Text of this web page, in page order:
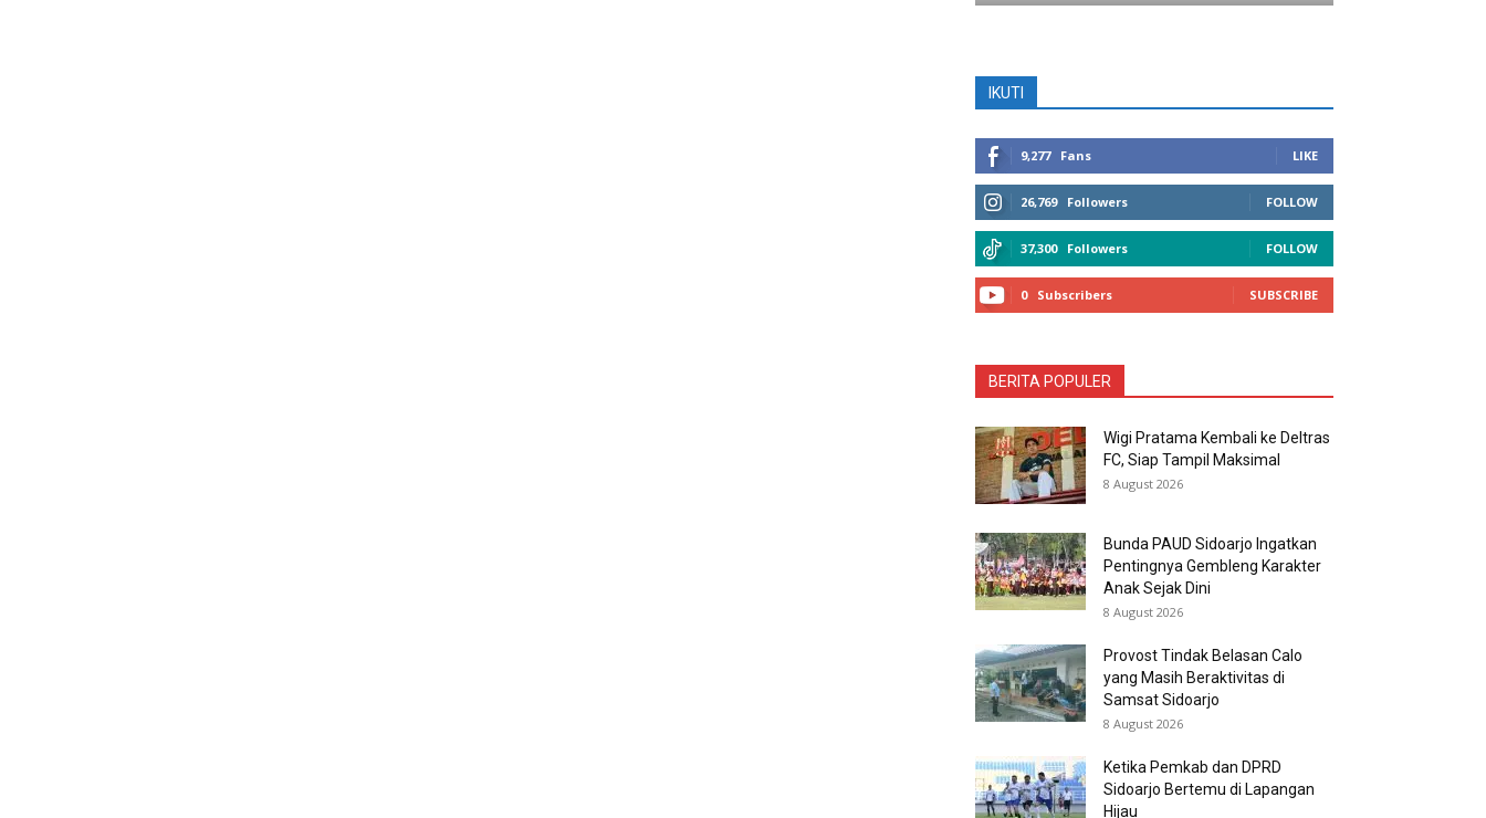
IKUTI
9,277 Fans LIKE
26,769 Followers FOLLOW
37,300 Followers FOLLOW
0 Subscribers SUBSCRIBE
BERITA POPULER
Wigi Pratama Kembali ke Deltras
FC, Siap Tampil Maksimal
8 August 2026
Bunda PAUD Sidoarjo Ingatkan
Pentingnya Gembleng Karakter
Anak Sejak Dini
8 August 2026
Provost Tindak Belasan Calo
yang Masih Beraktivitas di
Samsat Sidoarjo
8 August 2026
Ketika Pemkab dan DPRD
Sidoarjo Bertemu di Lapangan
Hijau